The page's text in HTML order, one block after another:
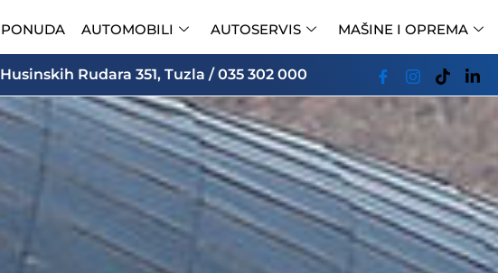
PONUDA AUTOMOBILI AUTOSERVIS MAŠINE I OPREMA
Husinskih Rudara 351, Tuzla / 035 302 000